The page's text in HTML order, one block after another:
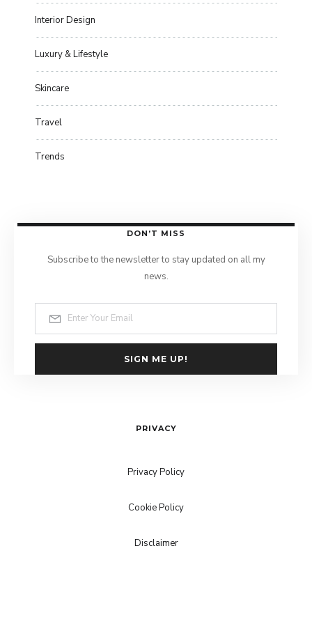
Interior Design
Luxury & Lifestyle
Skincare
Travel
Trends
DON’T MISS
Subscribe to the newsletter to stay updated on all my
news.
SIGN ME UP!
PRIVACY
Privacy Policy
Cookie Policy
Disclaimer